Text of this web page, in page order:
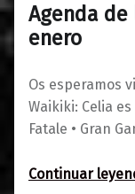
Agenda de
enero
Os esperamos
Waikiki: Celia
Fatale • Gran
Continuar
08/01/20200
Maravillas